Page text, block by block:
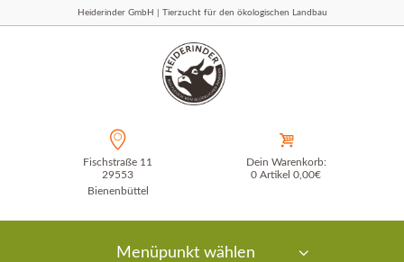
Heiderinder GmbH | Tierzucht für den ökologischen Landbau
Dein Warenkorb:
0 Artikel 0,00€
Fischstraße 11
29553
Bienenbüttel
Menüpunkt wählen